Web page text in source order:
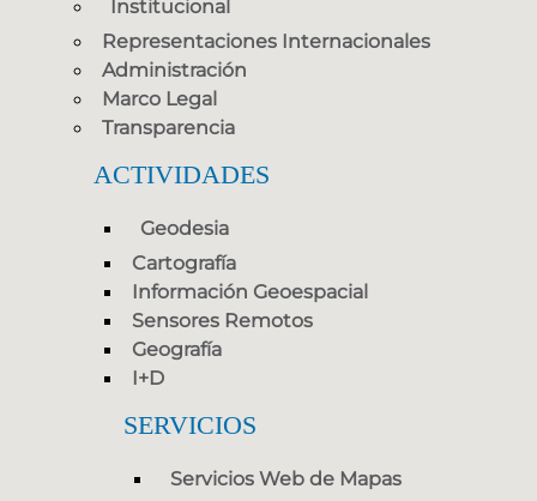
Institucional
Representaciones Internacionales
Administración
Marco Legal
Transparencia
ACTIVIDADES
Geodesia
Cartografía
Información Geoespacial
Sensores Remotos
Geografía
I+D
SERVICIOS
Servicios Web de Mapas